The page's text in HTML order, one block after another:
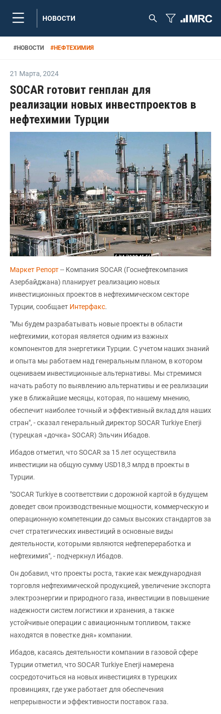
НОВОСТИ
#НОВОСТИ #НЕФТЕХИМИЯ
21 Марта, 2024
SOCAR готовит генплан для
реализации новых инвестпроектов в
нефтехимии Турции
Маркет Репорт-- Компания SOCAR (Госнефтекомпания
Азербайджана) планирует реализацию новых
инвестиционных проектов в нефтехимическом секторе
Турции, сообщает Интерфакс.
"Мы будем разрабатывать новые проекты в области
нефтехимии, которая является одним из важных
компонентов для энергетики Турции. С учетом наших знаний
и опыта мы работаем над генеральным планом, в котором
оцениваем инвестиционные альтернативы. Мы стремимся
начать работу по выявлению альтернативы и ее реализации
уже в ближайшие месяцы, которая, по нашему мнению,
обеспечит наиболее точный и эффективный вклад для наших
стран", - сказал генеральный директор SOCAR Turkiye Enerji
(турецкая «дочка» SOCAR) Эльчин Ибадов.
Ибадов отметил, что SOCAR за 15 лет осуществила
инвестиции на общую сумму USD18,3 млрд в проекты в
Турции.
"SOCAR Turkiye в соответствии с дорожной картой в будущем
доведет свои производственные мощности, коммерческую и
операционную компетенции до самых высоких стандартов за
счет стратегических инвестиций в основные виды
деятельности, которыми являются нефтепереработка и
нефтехимия", - подчеркнул Ибадов.
Он добавил, что проекты роста, такие как международная
торговля нефтехимической продукцией, увеличение экспорта
электроэнергии и природного газа, инвестиции в повышение
надежности систем логистики и хранения, а также
устойчивые операции с авиационным топливом, также
находятся в повестке дня» компании.
Ибадов, касаясь деятельности компании в газовой сфере
Турции отметил, что SOCAR Turkiye Enerji намерена
сосредоточиться на новых инвестициях в турецких
провинциях, где уже работает для обеспечения
непрерывности и эффективности поставок газа.